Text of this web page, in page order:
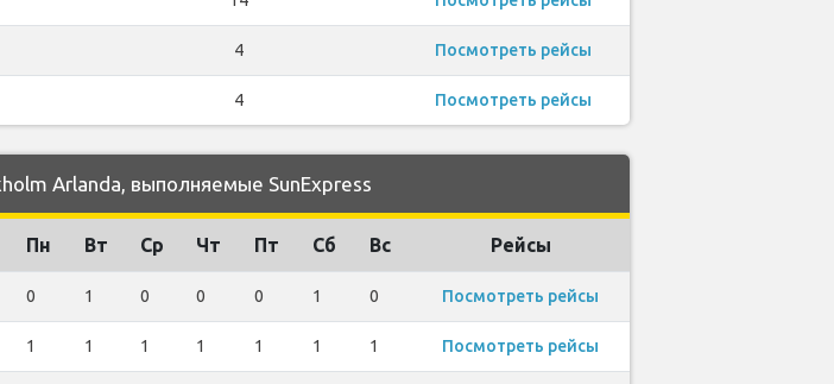
4 Посмотреть рейсы
4 Посмотреть рейсы
Arlanda, выполняемые SunExpress
Пн Вт Ср Чт Пт Сб Вс Рейсы
0 1 0 0 0 1 0 Посмотреть рейсы
1 1 1 1 1 1 1 Посмотреть рейсы